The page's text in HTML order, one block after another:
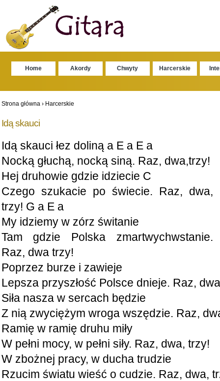
Home Akordy Chwyty Harcerskie
Strona główna› Harcerskie
Idą skauci
Idą skauci łez doliną a E a E a
Nocką głuchą, nocką siną. Raz, dwa,trzy!
Hej druhowie gdzie idziecie C
Czego szukacie po świecie. Raz, dwa,
trzy! G a E a
My idziemy w zórz świtanie
Tam gdzie Polska zmartwychwstanie.
Raz, dwa trzy!
Poprzez burze i zawieje
Lepsza przyszłość Polsce dnieje. Raz,
Siła nasza w sercach będzie
Z nią zwyciężym wroga wszędzie. Raz,
Ramię w ramię druhu miły
W pełni mocy, w pełni siły. Raz, dwa, trzy!
W zbożnej pracy, w ducha trudzie
Rzucim światu wieść o cudzie. Raz, dwa,